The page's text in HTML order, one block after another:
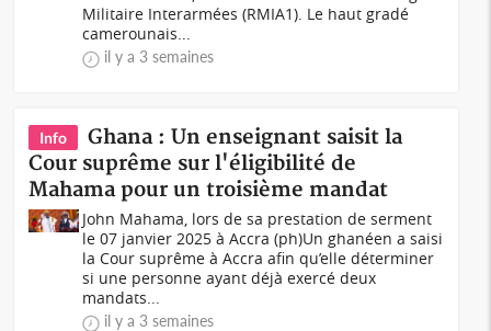
Militaire Interarmées (RMIA1). Le haut gradé
camerounais...
il y a 3 semaines
Info
Ghana : Un enseignant saisit la
Cour suprême sur l'éligibilité de
Mahama pour un troisième mandat
John Mahama, lors de sa prestation de serment
le 07 janvier 2025 à Accra (ph)Un ghanéen a saisi
la Cour suprême à Accra afin qu’elle déterminer
si une personne ayant déjà exercé deux
mandats...
il y a 3 semaines